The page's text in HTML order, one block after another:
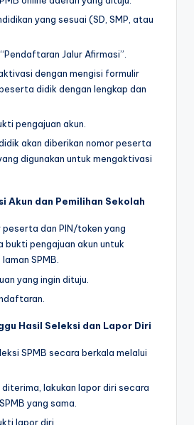
yang sesuai (SD, SMP, atau
Jalur Afirmasi”.
dengan mengisi formulir
didik dengan lengkap dan
pengajuan akun.
akan diberikan nomor peserta
digunakan untuk mengaktivasi
Akun dan Pemilihan Sekolah
peserta dan PIN/token yang
pengajuan akun untuk
SPMB.
yang ingin dituju.
Hasil Seleksi dan Lapor Diri
SPMB secara berkala melalui
diterima, lakukan lapor diri secara
yang sama.
lapor diri.